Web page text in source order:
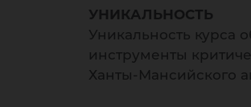
УНИКАЛЬНОСТЬ
Уникальность курса
инструменты
Ханты-Мансийского